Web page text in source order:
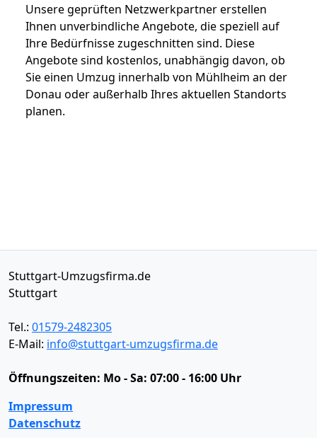
Unsere geprüften Netzwerkpartner erstellen
Ihnen unverbindliche Angebote, die speziell auf
Ihre Bedürfnisse zugeschnitten sind. Diese
Angebote sind kostenlos, unabhängig davon, ob
Sie einen Umzug innerhalb von Mühlheim an der
Donau oder außerhalb Ihres aktuellen Standorts
planen.
Stuttgart-Umzugsfirma.de
Stuttgart
Tel.: 01579-2482305
E-Mail: info@stuttgart-umzugsfirma.de
Öffnungszeiten: Mo - Sa: 07:00 - 16:00 Uhr
Impressum
Datenschutz